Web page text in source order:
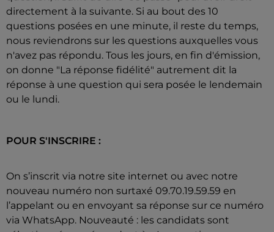
directement à la suivante. Si au bout des 10
questions posées en une minute, il reste du temps,
nous reviendrons sur les questions auxquelles vous
n'avez pas répondu. Tous les jours, en fin d'émission,
on donne "La réponse fidélité" autrement dit la
réponse à une question qui sera posée le lendemain
ou le lundi.
POUR S'INSCRIRE :
On s’inscrit via notre site internet ou avec notre
nouveau numéro non surtaxé 09.70.19.59.59 en
l’appelant ou en envoyant sa réponse sur ce numéro
via WhatsApp. Nouveauté : les candidats sont